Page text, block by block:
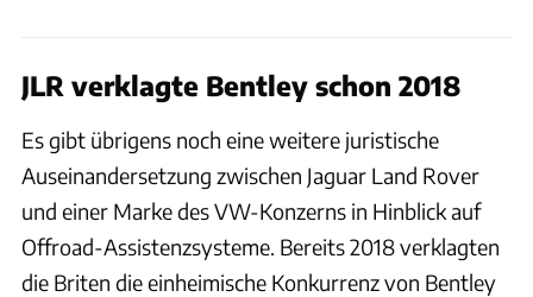
JLR verklagte Bentley schon 2018
Es gibt übrigens noch eine weitere juristische
Auseinandersetzung zwischen Jaguar Land Rover
und einer Marke des VW-Konzerns in Hinblick auf
Offroad-Assistenzsysteme. Bereits 2018 verklagten
die Briten die einheimische Konkurrenz von Bentley